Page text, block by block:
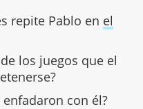
repite Pablo en el
los juegos que el
con él?